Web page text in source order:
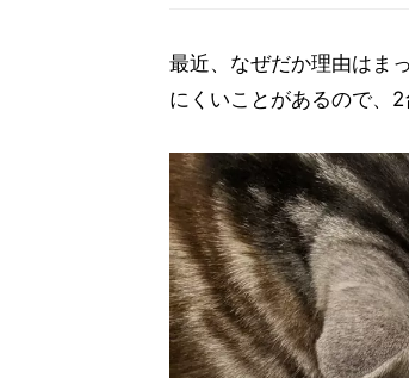
最近、なぜだか理由はま
にくいことがあるので、2